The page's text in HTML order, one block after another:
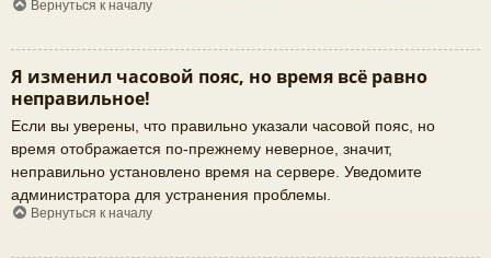
Вернуться к началу
Я изменил часовой пояс, но время всё равно
неправильное!
Если вы уверены, что правильно указали часовой пояс, но
время отображается по-прежнему неверное, значит,
неправильно установлено время на сервере. Уведомите
администратора для устранения проблемы.
Вернуться к началу